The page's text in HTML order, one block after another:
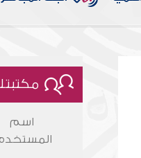
اسم